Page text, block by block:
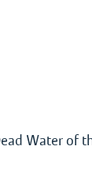
Water of